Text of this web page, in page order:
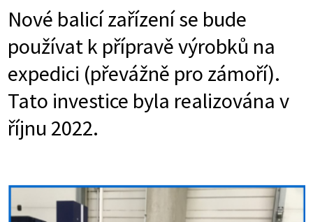
Nové balicí zařízení se bude
používat k přípravě výrobků na
expedici (převážně pro zámoří).
Tato investice byla realizována v
říjnu 2022.